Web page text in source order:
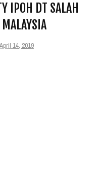
IPOH DT SALAH
14, 2019